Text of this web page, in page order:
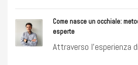
Come nasce un occhiale:
esperte
Attraverso l’esperienza